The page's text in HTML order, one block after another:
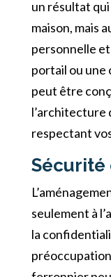
un résultat
maison, mais
personnelle
portail ou
peut être
l’architecture
respectant
seulement à
la